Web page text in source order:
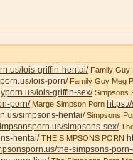
lois-griffin-hentai/Family Guy
lois-porn/Family Guy Meg
lois-griffin-sex/Simpsons
porn/Marge Simpson Porn
simpsons-hentai/Simpsons
simpsons-sex/
hentai/THE SIMPSONS PORN
the-simpsons-